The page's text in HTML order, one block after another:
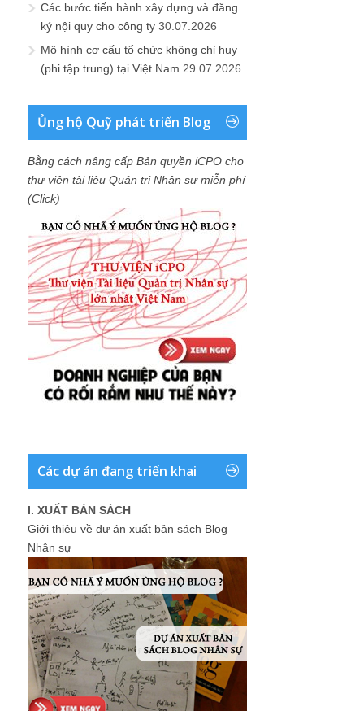
Các bước tiến hành xây dựng và đăng
ký nội quy cho công ty 30.07.2026
Mô hình cơ cấu tổ chức không chỉ huy
(phi tập trung) tại Việt Nam 29.07.2026
Ủng hộ Quỹ phát triển Blog
Bằng cách nâng cấp Bản quyền iCPO cho
thư viện tài liệu Quản trị Nhân sự miễn phí
(Click)
Các dự án đang triển khai
I. XUẤT BẢN SÁCH
Giới thiệu về dự án xuất bản sách Blog
Nhân sự